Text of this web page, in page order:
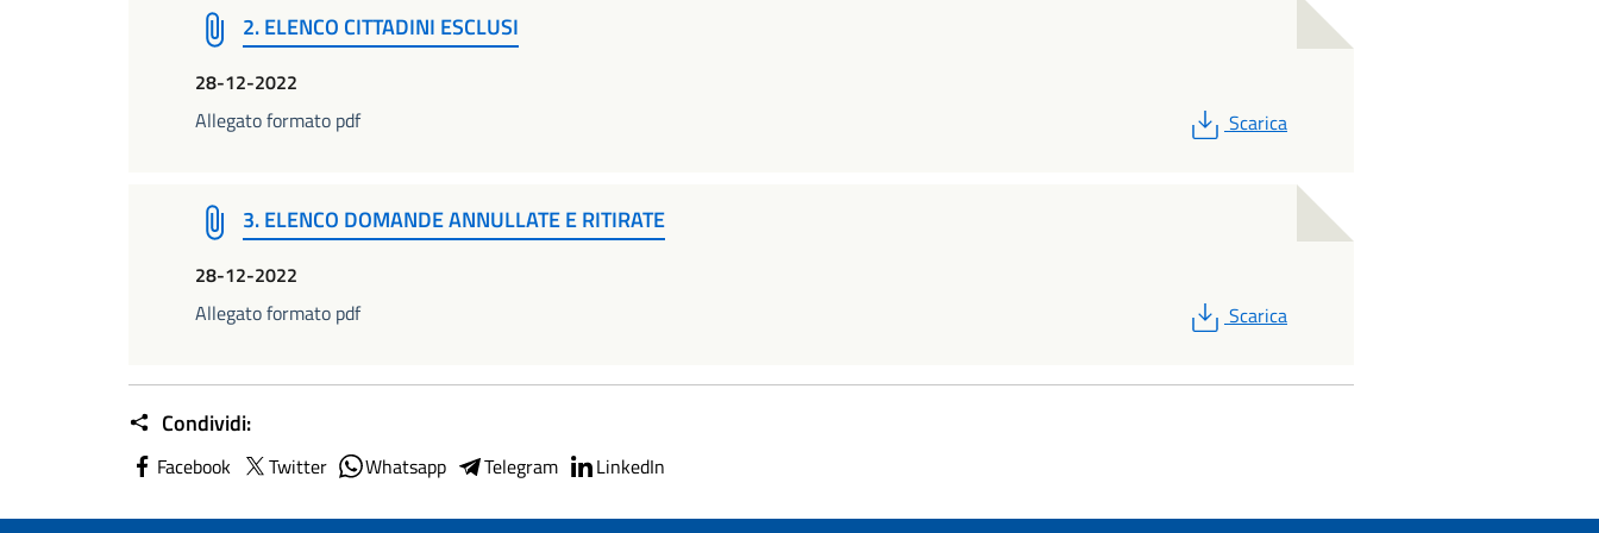
2. ELENCO CITTADINI ESCLUSI
28-12-2022
Allegato formato pdf
PDF
Scarica
3. ELENCO DOMANDE ANNULLATE E RITIRATE
28-12-2022
Allegato formato pdf
PDF
Scarica
Condividi:
Facebook Twitter Whatsapp Telegram LinkedIn